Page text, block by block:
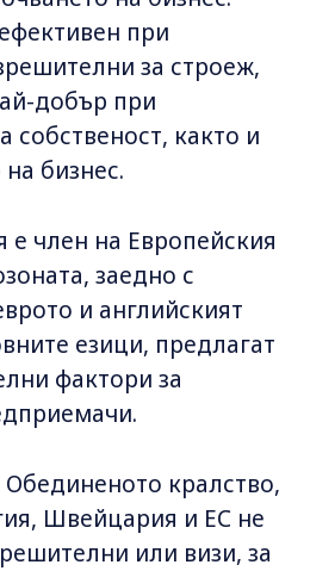
при
за строеж,
добър при
собственост, както и
бизнес.
е член на Европейския
заедно с
и английският
езици, предлагат
фактори за
кралство,
Швейцария и ЕС не
или визи, за